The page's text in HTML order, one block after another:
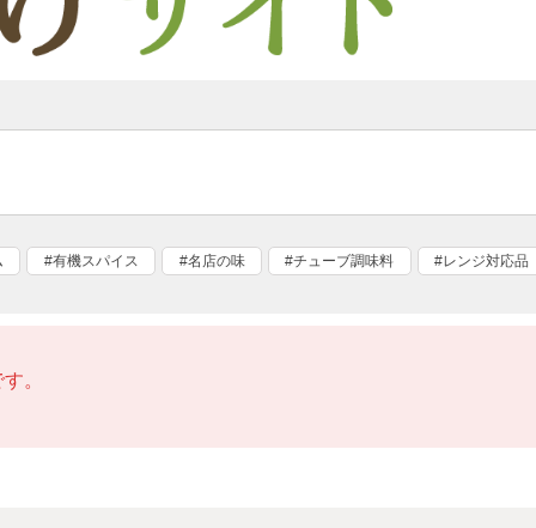
#有機スパイス #名店の味 #チューブ調味料 #レンジ対応品
。